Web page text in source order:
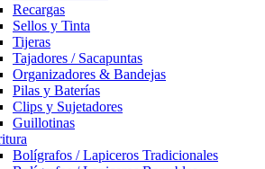
Recargas
Sellos y Tinta
Tijeras
Tajadores / Sacapuntas
Organizadores & Bandejas
Pilas y Baterías
Clips y Sujetadores
Guillotinas
Bolígrafos / Lapiceros Tradicionales